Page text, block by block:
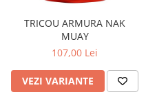
TRICOU ARMURA NAK
MUAY
107,00 Lei
VEZI VARIANTE